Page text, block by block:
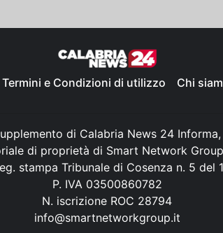
Termini e Condizioni di utilizzo Chi
di Calabria News 24 Informa,
di proprietà di Smart Network
stampa Tribunale di Cosenza n. 5 del
P. IVA 03500860782
N. iscrizione ROC 28794
info@smartnetworkgroup.it